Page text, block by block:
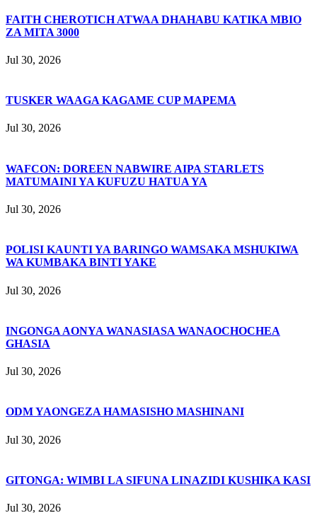
FAITH CHEROTICH ATWAA DHAHABU KATIKA MBIO
ZA MITA 3000
Jul 30, 2026
TUSKER WAAGA KAGAME CUP MAPEMA
Jul 30, 2026
WAFCON: DOREEN NABWIRE AIPA STARLETS
MATUMAINI YA KUFUZU HATUA YA
Jul 30, 2026
POLISI KAUNTI YA BARINGO WAMSAKA MSHUKIWA
WA KUMBAKA BINTI YAKE
Jul 30, 2026
INGONGA AONYA WANASIASA WANAOCHOCHEA
GHASIA
Jul 30, 2026
ODM YAONGEZA HAMASISHO MASHINANI
Jul 30, 2026
GITONGA: WIMBI LA SIFUNA LINAZIDI KUSHIKA KASI
Jul 30, 2026